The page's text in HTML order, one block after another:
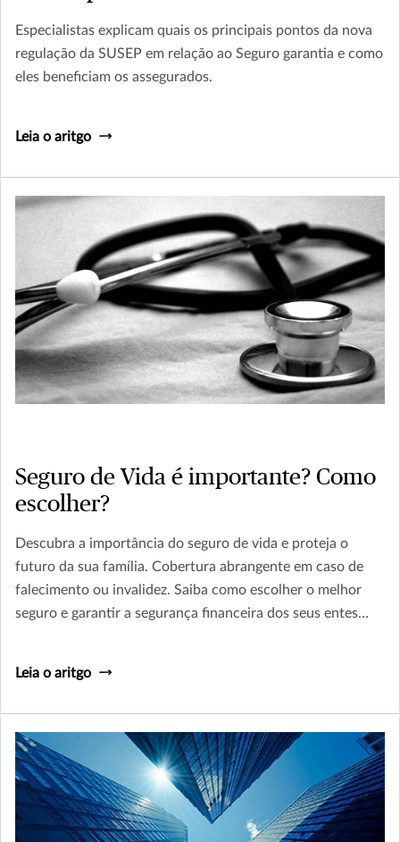
Especialistas explicam quais os principais pontos da nova
regulação da SUSEP em relação ao Seguro garantia e como
eles beneficiam os assegurados.
Leia o aritgo
Seguro de Vida é importante? Como
escolher?
Descubra a importância do seguro de vida e proteja o
futuro da sua família. Cobertura abrangente em caso de
falecimento ou invalidez. Saiba como escolher o melhor
seguro e garantir a segurança financeira dos seus entes
Leia o aritgo